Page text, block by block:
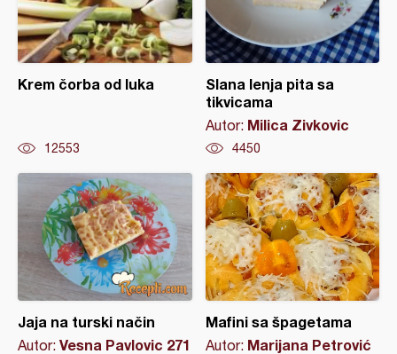
Krem čorba od luka
12553
Slana lenja pita sa
tikvicama
Autor: Milica Zivkovic
4450
Jaja na turski način
Autor: Vesna Pavlovic 271
Mafini sa špagetama
Autor: Marijana Petrović